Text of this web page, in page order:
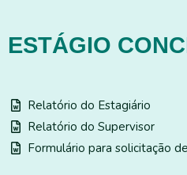
ESTÁGIO
Relatório do Estagiário
Relatório do Supervisor
Formulário para solicitação